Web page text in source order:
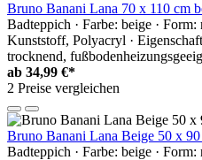
Bruno Banani Lana 70 x 110 cm
Badteppich · Farbe: beige ·
Kunststoff, Polyacryl ·
trocknend,
ab 34,99 €*
2 Preise vergleichen
Bruno Banani Lana Beige 50 x
Badteppich · Farbe: beige ·